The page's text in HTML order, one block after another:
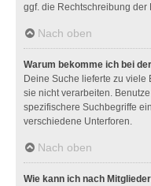
ggf. die Rechtschreibung der
Nach oben
Warum bekomme ich bei
Deine Suche lieferte zu viele
sie nicht verarbeiten.
spezifischere Suchbegriffe
verschiedene Unterforen.
Nach oben
Wie kann ich nach